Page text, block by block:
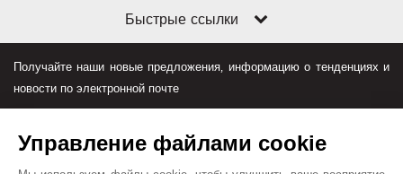
Быстрые ссылки
Получайте наши новые предложения, информацию о тенденциях и
новости по электронной почте
Управление файлами cookie